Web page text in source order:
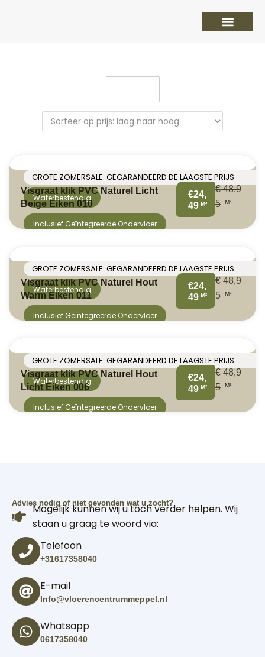
GROTE ZOMERSALE: GEGARANDEERD DE LAAGSTE PRIJS
Waterbestendig
Inclusief Geïntegreerde Ondervloer
Visgraat klik PVC Naturel Licht
Beige Eiken 010
€24,
49 M²
€48,9
5
M²
GROTE ZOMERSALE: GEGARANDEERD DE LAAGSTE PRIJS
Waterbestendig
Inclusief Geïntegreerde Ondervloer
Visgraat klik PVC Naturel Hout
Warm Eiken 011
€24,
49 M²
€48,9
5
M²
GROTE ZOMERSALE: GEGARANDEERD DE LAAGSTE PRIJS
Waterbestendig
Inclusief Geïntegreerde Ondervloer
Visgraat klik PVC Naturel Hout
Licht Eiken 006
€24,
49 M²
€48,9
5
M²
Advies nodig of niet gevonden wat u zocht?
Mogelijk kunnen wij u toch verder helpen. Wij
staan u graag te woord via:
Telefoon
+31617358040
E-mail
Info@vloerencentrummeppel.nl
Whatsapp
0617358040